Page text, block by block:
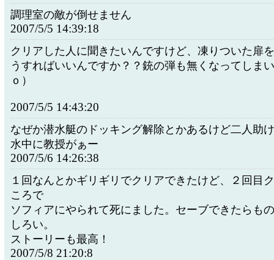
調理室の敵が倒せません
2007/5/5 14:39:18
クリアした人に聞きたいんですけど、凍りついた扉
うすればいいんですか？？銃の弾も無くなってしま
ｏ）
2007/5/5 14:43:20
なぜか潜水艇のドッキング解除とかあるけど二人助
水中に教授がぁー
2007/5/6 14:26:38
１回なんとかギリギリでクリアできたけど、２回目
ころで
ソフィアにやられて死にました。セーブできたらも
しろい。
ストーリーも最高！
2007/5/8 21:20:8